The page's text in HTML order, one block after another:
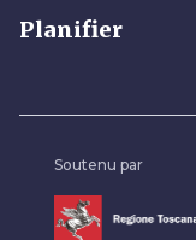
Planifier
Soutenu par